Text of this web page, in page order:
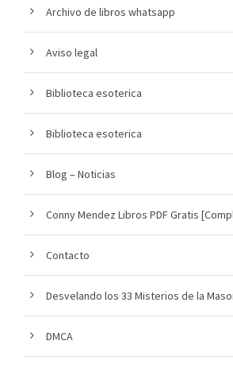
Archivo de libros whatsapp
Aviso legal
Biblioteca esoterica
Biblioteca esoterica
Blog – Noticias
Conny Mendez Libros PDF Gratis
Contacto
Desvelando los 33 Misterios de la
DMCA